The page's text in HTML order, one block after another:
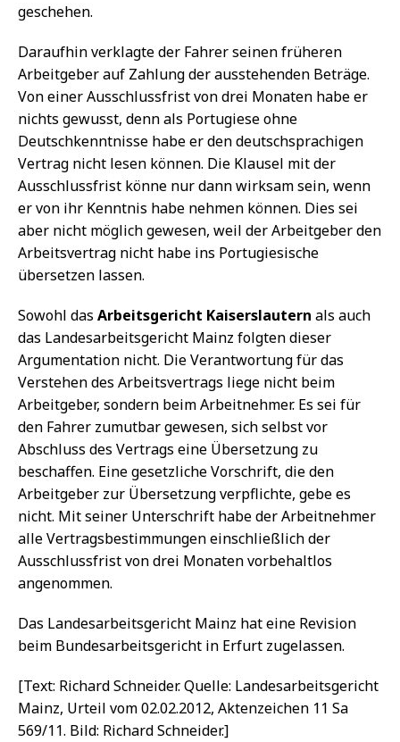
geschehen.
Daraufhin verklagte der Fahrer seinen früheren
Arbeitgeber auf Zahlung der ausstehenden Beträge.
Von einer Ausschlussfrist von drei Monaten habe er
nichts gewusst, denn als Portugiese ohne
Deutschkenntnisse habe er den deutschsprachigen
Vertrag nicht lesen können. Die Klausel mit der
Ausschlussfrist könne nur dann wirksam sein, wenn
er von ihr Kenntnis habe nehmen können. Dies sei
aber nicht möglich gewesen, weil der Arbeitgeber den
Arbeitsvertrag nicht habe ins Portugiesische
übersetzen lassen.
Sowohl das Arbeitsgericht Kaiserslautern als auch
das Landesarbeitsgericht Mainz folgten dieser
Argumentation nicht. Die Verantwortung für das
Verstehen des Arbeitsvertrags liege nicht beim
Arbeitgeber, sondern beim Arbeitnehmer. Es sei für
den Fahrer zumutbar gewesen, sich selbst vor
Abschluss des Vertrags eine Übersetzung zu
beschaffen. Eine gesetzliche Vorschrift, die den
Arbeitgeber zur Übersetzung verpflichte, gebe es
nicht. Mit seiner Unterschrift habe der Arbeitnehmer
alle Vertragsbestimmungen einschließlich der
Ausschlussfrist von drei Monaten vorbehaltlos
angenommen.
Das Landesarbeitsgericht Mainz hat eine Revision
beim Bundesarbeitsgericht in Erfurt zugelassen.
[Text: Richard Schneider. Quelle: Landesarbeitsgericht
Mainz, Urteil vom 02.02.2012, Aktenzeichen 11 Sa
569/11. Bild: Richard Schneider.]